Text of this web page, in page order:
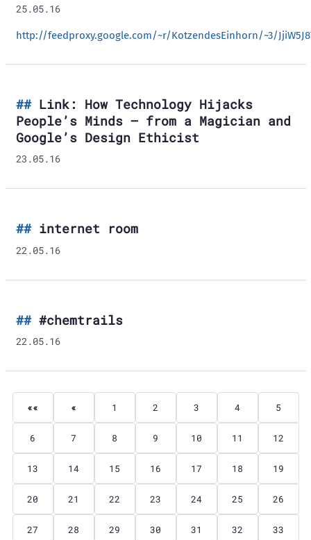
25.05.16
http://feedproxy.google.com/~r/KotzendesEinhorn/~3/
Link: How Technology Hijacks
People’s Minds — from a Magician and
Google’s Design Ethicist
23.05.16
internet room
22.05.16
#chemtrails
22.05.16
«« « 1 2 3 4 5
6 7 8 9 10 11 12
13 14 15 16 17 18 19
20 21 22 23 24 25 26
27 28 29 30 31 32 33